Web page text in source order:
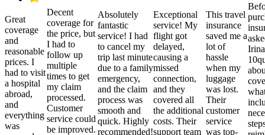
Great
coverage
and
reasonable
prices. I
had to visit
a hospital
abroad,
and
everything
was
Decent
coverage for
the price, but
I had to
follow up
multiple
times to get
my claim
processed.
Customer
service could
be improved.
Absolutely
fantastic
service! I had
to cancel my
trip last minute
due to a family
emergency,
and the claim
process was
smooth and
quick. Highly
recommended!
Exceptional
service! My
flight got
delayed,
causing a
missed
connection,
and they
covered all
the additional
costs. Their
support team
This travel
insurance
saved me a
lot of
hassle
when my
luggage
was lost.
Their
customer
service
was top-